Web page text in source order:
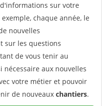
sur votre
chaque année, le
nouvelles
sur les questions
de vous tenir au
nécessaire aux nouvelles
votre métier et pouvoir
de nouveaux chantiers.